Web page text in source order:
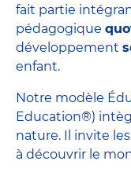
fait partie
pédagogique
développement
enfant.
Notre modèle
Education®)
nature. Il invite
à découvrir le